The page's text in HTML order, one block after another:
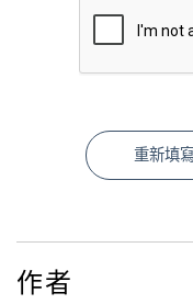
重新填
作者